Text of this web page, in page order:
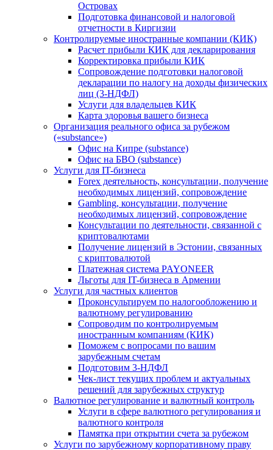
Островах
Подготовка финансовой и налоговой
отчетности в Киргизии
Контролируемые иностранные компании (КИК)
Расчет прибыли КИК для декларирования
Корректировка прибыли КИК
Сопровождение подготовки налоговой
декларации по налогу на доходы физических
лиц (3-НДФЛ)
Услуги для владельцев КИК
Карта здоровья вашего бизнеса
Организация реального офиса за рубежом
(«substance»)
Офис на Кипре (substance)
Офис на БВО (substance)
Услуги для IT-бизнеса
Forex деятельность, консультации, получение
необходимых лицензий, сопровождение
Gambling, консультации, получение
необходимых лицензий, сопровождение
Консультации по деятельности, связанной с
криптовалютами
Получение лицензий в Эстонии, связанных
с криптовалютой
Платежная система PAYONEER
Льготы для IT-бизнеса в Армении
Услуги для частных клиентов
Проконсультируем по налогообложению и
валютному регулированию
Сопроводим по контролируемым
иностранным компаниям (КИК)
Поможем с вопросами по вашим
зарубежным счетам
Подготовим 3-НДФЛ
Чек-лист текущих проблем и актуальных
решений для зарубежных структур
Валютное регулирование и валютный контроль
Услуги в сфере валютного регулирования и
валютного контроля
Памятка при открытии счета за рубежом
Услуги по зарубежному корпоративному праву